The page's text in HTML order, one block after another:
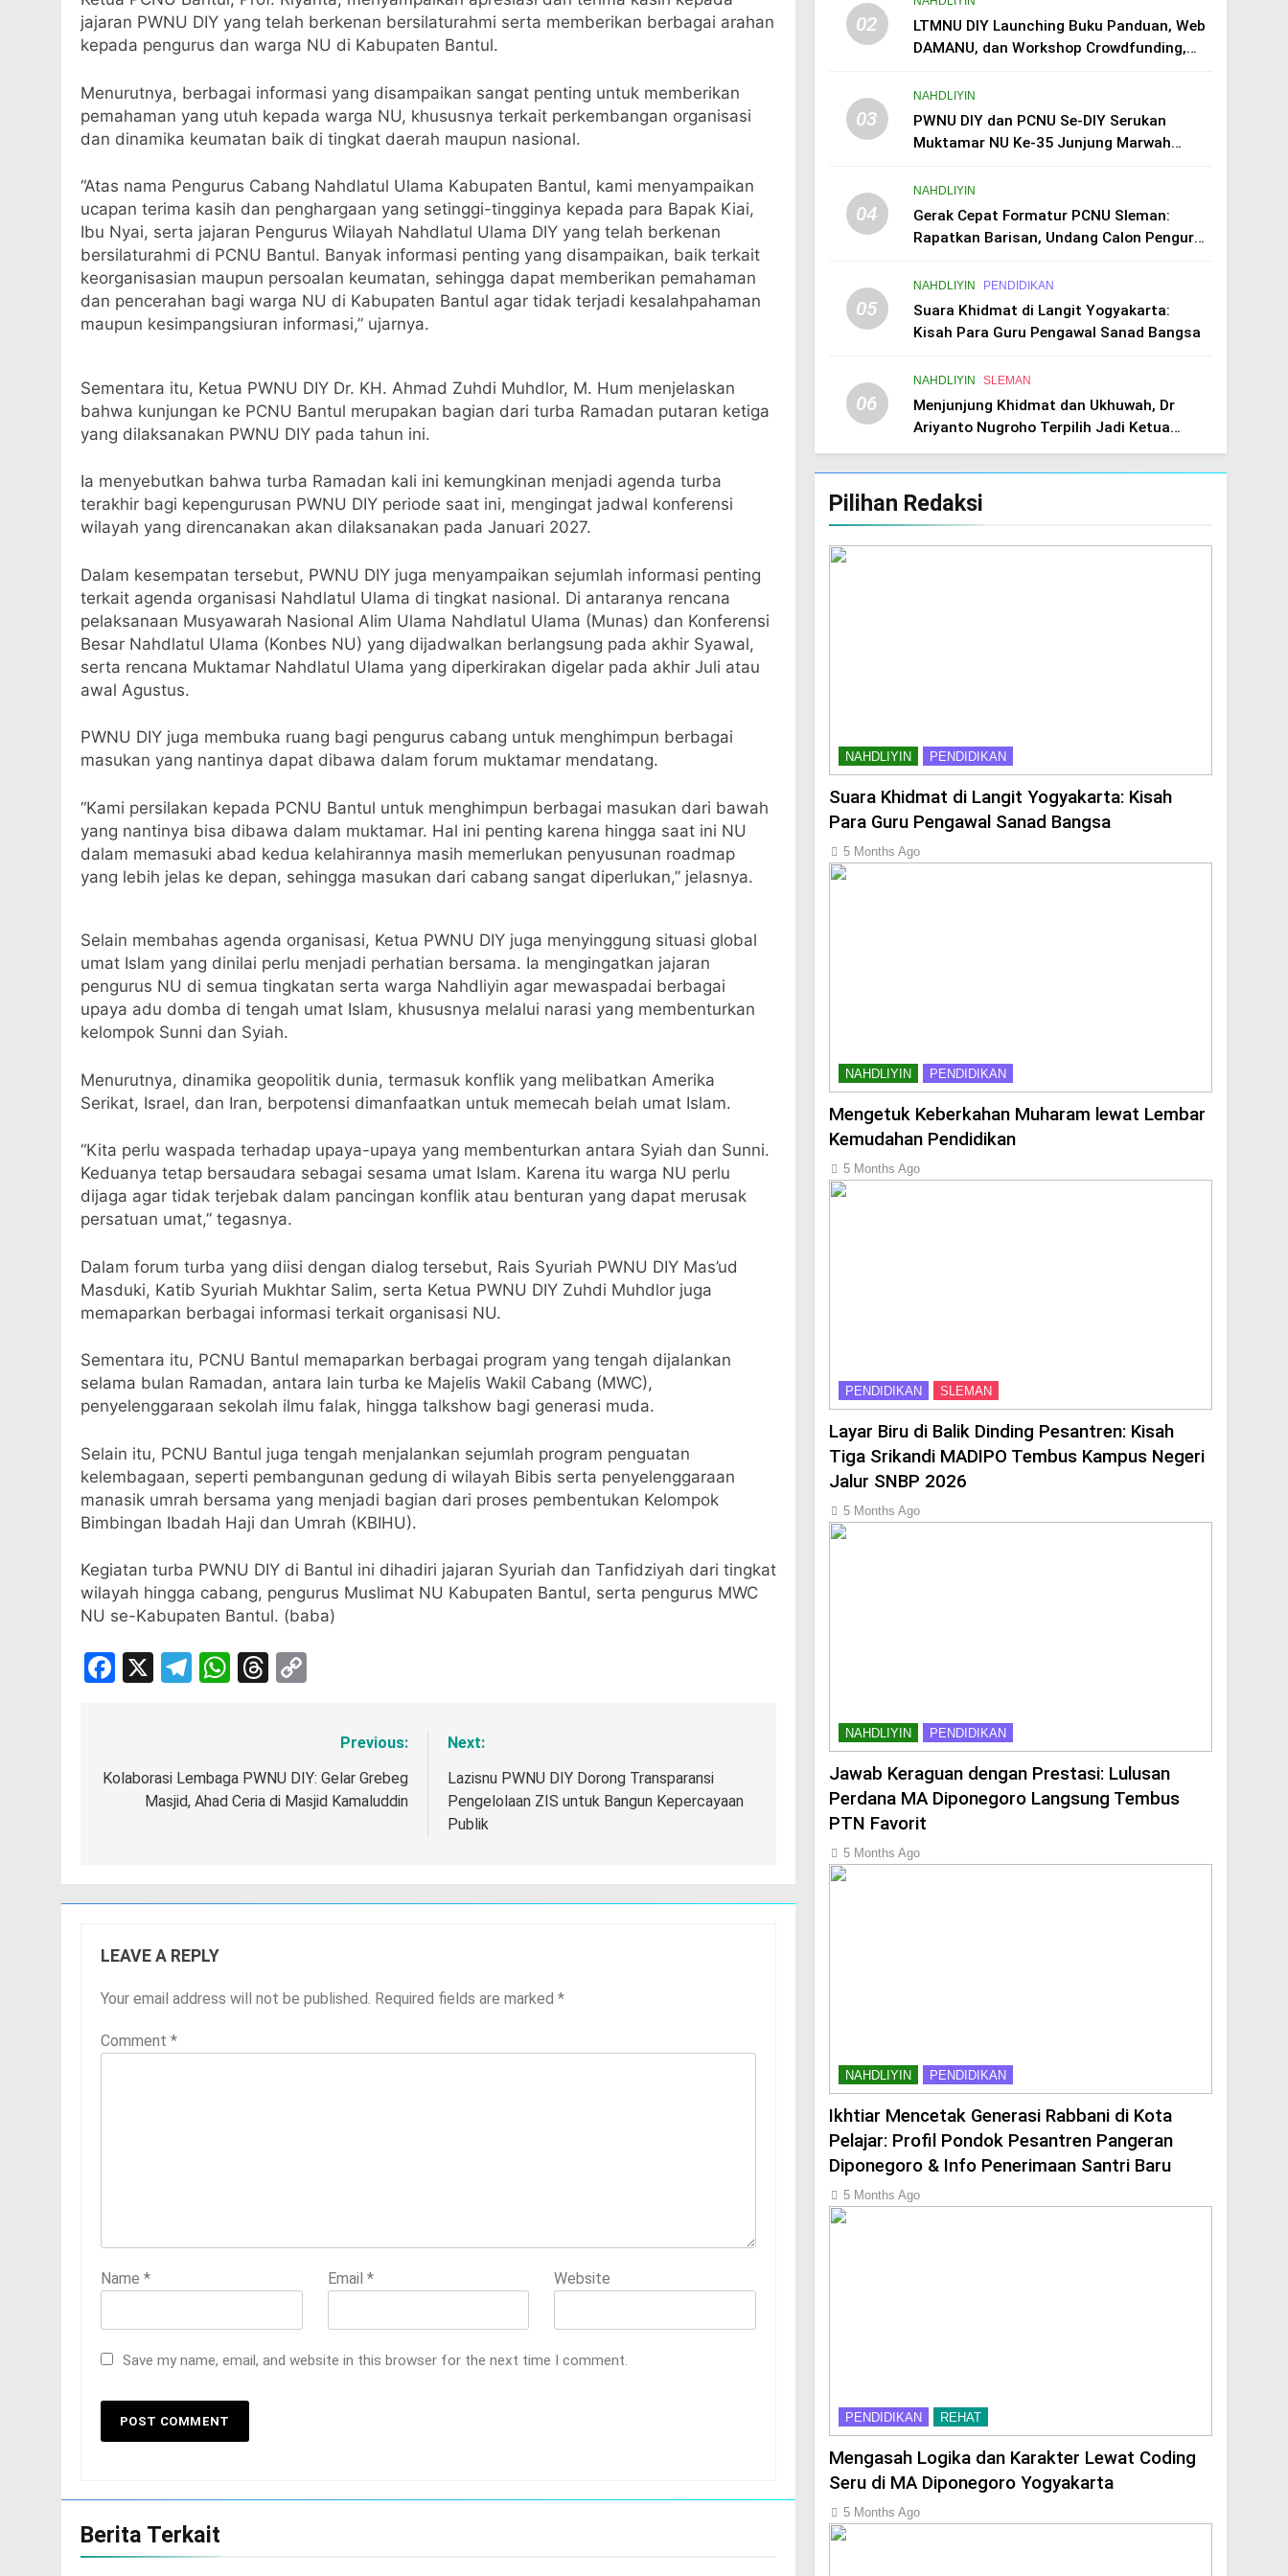
jajaran PWNU DIY yang telah berkenan bersilaturahmi serta memberikan berbagai arahan
kepada pengurus dan warga NU di Kabupaten Bantul.
Menurutnya, berbagai informasi yang disampaikan sangat penting untuk memberikan
pemahaman yang utuh kepada warga NU, khususnya terkait perkembangan organisasi
dan dinamika keumatan baik di tingkat daerah maupun nasional.
“Atas nama Pengurus Cabang Nahdlatul Ulama Kabupaten Bantul, kami menyampaikan
ucapan terima kasih dan penghargaan yang setinggi-tingginya kepada para Bapak Kiai,
Ibu Nyai, serta jajaran Pengurus Wilayah Nahdlatul Ulama DIY yang telah berkenan
bersilaturahmi di PCNU Bantul. Banyak informasi penting yang disampaikan, baik terkait
keorganisasian maupun persoalan keumatan, sehingga dapat memberikan pemahaman
dan pencerahan bagi warga NU di Kabupaten Bantul agar tidak terjadi kesalahpahaman
maupun kesimpangsiuran informasi,” ujarnya.
Sementara itu, Ketua PWNU DIY Dr. KH. Ahmad Zuhdi Muhdlor, M. Hum menjelaskan
bahwa kunjungan ke PCNU Bantul merupakan bagian dari turba Ramadan putaran ketiga
yang dilaksanakan PWNU DIY pada tahun ini.
Ia menyebutkan bahwa turba Ramadan kali ini kemungkinan menjadi agenda turba
terakhir bagi kepengurusan PWNU DIY periode saat ini, mengingat jadwal konferensi
wilayah yang direncanakan akan dilaksanakan pada Januari 2027.
Dalam kesempatan tersebut, PWNU DIY juga menyampaikan sejumlah informasi penting
terkait agenda organisasi Nahdlatul Ulama di tingkat nasional. Di antaranya rencana
pelaksanaan Musyawarah Nasional Alim Ulama Nahdlatul Ulama (Munas) dan Konferensi
Besar Nahdlatul Ulama (Konbes NU) yang dijadwalkan berlangsung pada akhir Syawal,
serta rencana Muktamar Nahdlatul Ulama yang diperkirakan digelar pada akhir Juli atau
awal Agustus.
PWNU DIY juga membuka ruang bagi pengurus cabang untuk menghimpun berbagai
masukan yang nantinya dapat dibawa dalam forum muktamar mendatang.
“Kami persilakan kepada PCNU Bantul untuk menghimpun berbagai masukan dari bawah
yang nantinya bisa dibawa dalam muktamar. Hal ini penting karena hingga saat ini NU
dalam memasuki abad kedua kelahirannya masih memerlukan penyusunan roadmap
yang lebih jelas ke depan, sehingga masukan dari cabang sangat diperlukan,” jelasnya.
Selain membahas agenda organisasi, Ketua PWNU DIY juga menyinggung situasi global
umat Islam yang dinilai perlu menjadi perhatian bersama. Ia mengingatkan jajaran
pengurus NU di semua tingkatan serta warga Nahdliyin agar mewaspadai berbagai
upaya adu domba di tengah umat Islam, khususnya melalui narasi yang membenturkan
kelompok Sunni dan Syiah.
Menurutnya, dinamika geopolitik dunia, termasuk konflik yang melibatkan Amerika
Serikat, Israel, dan Iran, berpotensi dimanfaatkan untuk memecah belah umat Islam.
“Kita perlu waspada terhadap upaya-upaya yang membenturkan antara Syiah dan Sunni.
Keduanya tetap bersaudara sebagai sesama umat Islam. Karena itu warga NU perlu
dijaga agar tidak terjebak dalam pancingan konflik atau benturan yang dapat merusak
persatuan umat,” tegasnya.
Dalam forum turba yang diisi dengan dialog tersebut, Rais Syuriah PWNU DIY Mas’ud
Masduki, Katib Syuriah Mukhtar Salim, serta Ketua PWNU DIY Zuhdi Muhdlor juga
memaparkan berbagai informasi terkait organisasi NU.
Sementara itu, PCNU Bantul memaparkan berbagai program yang tengah dijalankan
selama bulan Ramadan, antara lain turba ke Majelis Wakil Cabang (MWC),
penyelenggaraan sekolah ilmu falak, hingga talkshow bagi generasi muda.
Selain itu, PCNU Bantul juga tengah menjalankan sejumlah program penguatan
kelembagaan, seperti pembangunan gedung di wilayah Bibis serta penyelenggaraan
manasik umrah bersama yang menjadi bagian dari proses pembentukan Kelompok
Bimbingan Ibadah Haji dan Umrah (KBIHU).
Kegiatan turba PWNU DIY di Bantul ini dihadiri jajaran Syuriah dan Tanfidziyah dari tingkat
wilayah hingga cabang, pengurus Muslimat NU Kabupaten Bantul, serta pengurus MWC
NU se-Kabupaten Bantul. (baba)
Facebook
X Telegram
WhatsApp
Threads
navigation
Previous:
Kolaborasi Lembaga PWNU DIY: Gelar Grebeg
Masjid, Ahad Ceria di Masjid Kamaluddin
Next:
Lazisnu PWNU DIY Dorong Transparansi
Pengelolaan ZIS untuk Bangun Kepercayaan
Publik
LEAVE A REPLY
Your email address will not be published. Required fields are marked *
Comment *
Name * Email * Website
Save my name, email, and website in this browser for the next time I comment.
Berita Terkait
02
LTMNU DIY Launching Buku Panduan, Web
DAMANU, dan Workshop Crowdfunding,
03
NAHDLIYIN
PWNU DIY dan PCNU Se-DIY Serukan
Muktamar NU Ke-35 Junjung Marwah
dan Intervensi Eksternal
04
NAHDLIYIN
Gerak Cepat Formatur PCNU Sleman:
Rapatkan Barisan, Undang Calon Pengurus
05
NAHDLIYIN PENDIDIKAN
Suara Khidmat di Langit Yogyakarta:
Kisah Para Guru Pengawal Sanad Bangsa
06
NAHDLIYIN SLEMAN
Menjunjung Khidmat dan Ukhuwah, Dr
Ariyanto Nugroho Terpilih Jadi Ketua
Tanfidziyah PCNU Sleman
Pilihan Redaksi
NAHDLIYIN PENDIDIKAN
Suara Khidmat di Langit Yogyakarta: Kisah
Para Guru Pengawal Sanad Bangsa
5 Months Ago
NAHDLIYIN PENDIDIKAN
Mengetuk Keberkahan Muharam lewat Lembar
Kemudahan Pendidikan
5 Months Ago
PENDIDIKAN SLEMAN
Layar Biru di Balik Dinding Pesantren: Kisah
Tiga Srikandi MADIPO Tembus Kampus Negeri
Jalur SNBP 2026
5 Months Ago
NAHDLIYIN PENDIDIKAN
Jawab Keraguan dengan Prestasi: Lulusan
Perdana MA Diponegoro Langsung Tembus
PTN Favorit
5 Months Ago
NAHDLIYIN PENDIDIKAN
Ikhtiar Mencetak Generasi Rabbani di Kota
Pelajar: Profil Pondok Pesantren Pangeran
Diponegoro & Info Penerimaan Santri Baru
5 Months Ago
PENDIDIKAN REHAT
Mengasah Logika dan Karakter Lewat Coding
Seru di MA Diponegoro Yogyakarta
5 Months Ago